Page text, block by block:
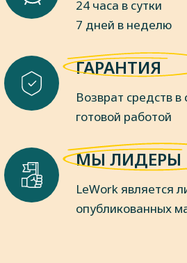
24 часа в сутки
7 дней в неделю
ГАРАНТИЯ
Возврат средств
готовой работой
МЫ ЛИДЕРЫ
LeWork является
опубликованных